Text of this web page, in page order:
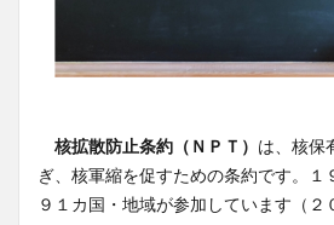
核拡散防止条約（ＮＰＴ） は、核保
ぎ、核軍縮を促すための条約です。１
９１カ国・地域が参加しています（２